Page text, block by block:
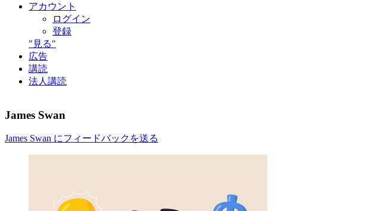
アカウント
ログイン
登録
"見る"
広告
講読
法人講読
James Swan
James Swan にフィードバックを送る